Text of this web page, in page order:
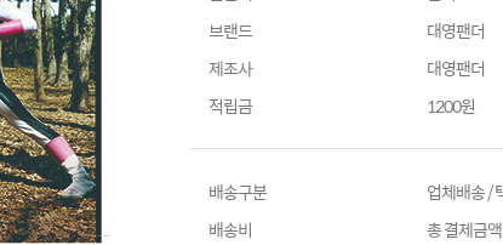
브랜드
대영팬더
제조사
대영팬더
적립금
1200원
배송구분
업체배송 /
배송비
총 결제금